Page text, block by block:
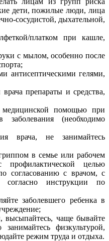
дети, пожилые люди, лица
сосудистой, дыхательной,
платком при кашле,
с мылом, особенно после
антисептическими гелями,
препараты и средства,
медицинской помощью при
заболевания (необходимо
врача, не занимайтесь
в семье или рабочем
целью
согласованию с врачом, с
согласно инструкции по
заболевшего ребенка в
высыпайтесь, чаще бывайте
физкультурой,
режим труда и отдыха.